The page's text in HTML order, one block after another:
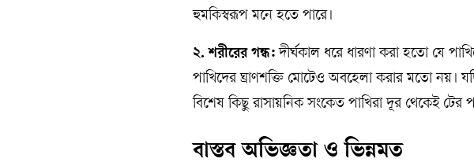
হুমকিস্বরূপ মনে হতে পারে।
২. শরীরের গন্ধ: দীর্ঘকাল ধরে ধারণা করা হতো যে
পাখিদের ঘ্রাণশক্তি মোটেও অবহেলা করার মতো নয়।
বিশেষ কিছু রাসায়নিক সংকেত পাখিরা দূর থেকেই টের
বাস্তব অভিজ্ঞতা ও ভিন্নমত